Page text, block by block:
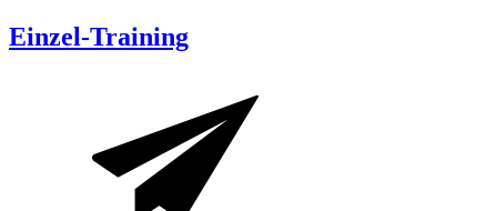
Einzel-Training